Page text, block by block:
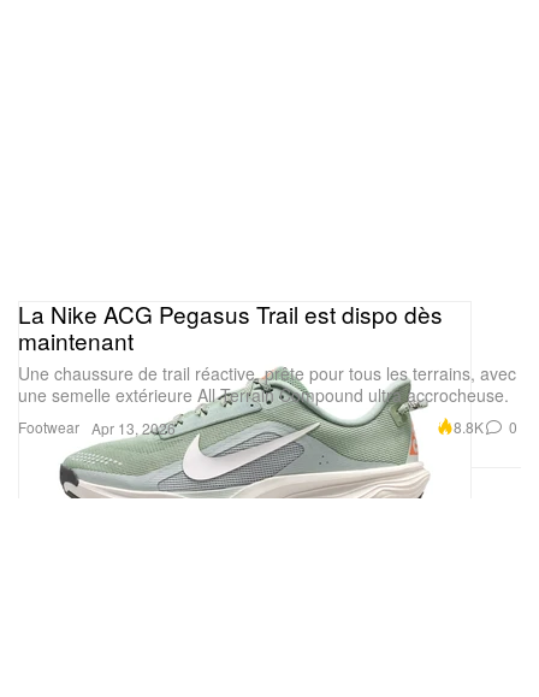
Footwear
La Nike ACG Pegasus Trail est dispo dès
maintenant
Une chaussure de trail réactive, prête pour tous les terrains, avec
une semelle extérieure All Terrain Compound ultra accrocheuse.
Apr 13, 2026 8.8K 0